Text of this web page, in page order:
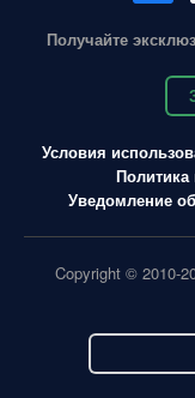
Получайте
Условия
Уведомление
Copyright © 2010-